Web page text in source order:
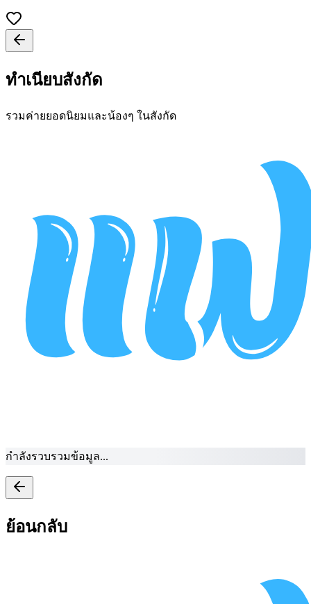
ทำเนียบสังกัด
รวมค่ายยอดนิยมและน้องๆ ในสังกัด
กำลังรวบรวมข้อมูล...
ย้อนกลับ